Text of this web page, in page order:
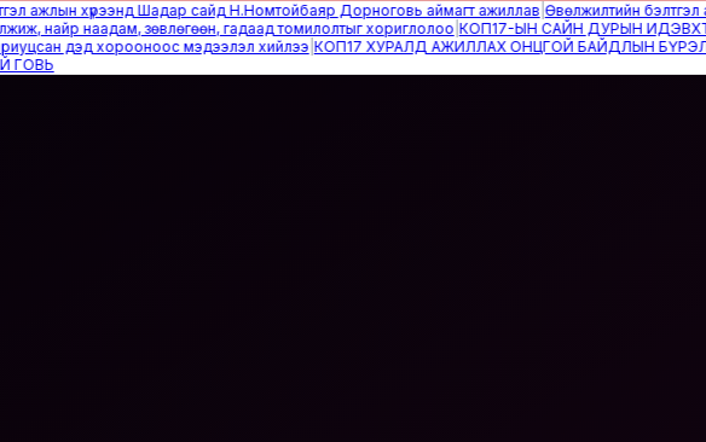
хүрээнд Шадар сайд Н.Номтойбаяр Дорноговь аймагт ажиллав|Өвөлжилтийн бэлтгэл
наадам, зөвлөгөөн, гадаад томилолтыг хориглолоо|КОП17-ЫН САЙН ДУРЫН
дэд хорооноос мэдээлэл хийлээ|КОП17 ХУРАЛД АЖИЛЛАХ ОНЦГОЙ БАЙДЛЫН